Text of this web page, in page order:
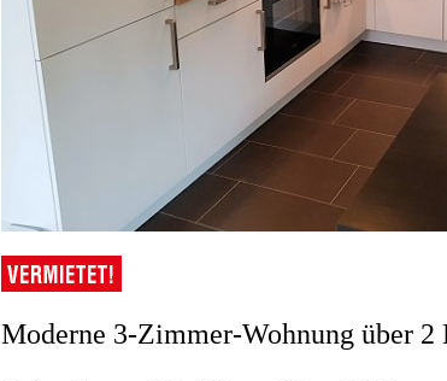
Moderne 3-Zimmer-Wohnung über 2